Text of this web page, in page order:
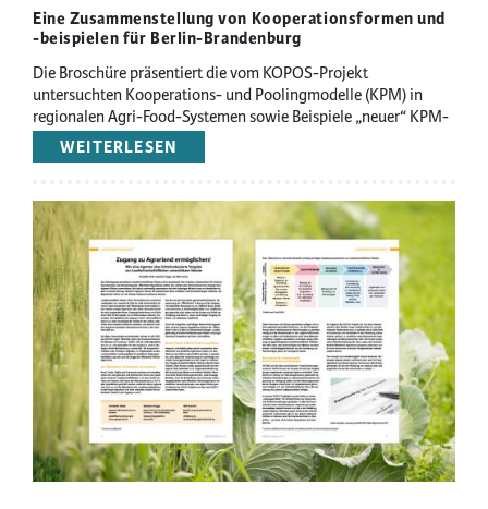
Eine Zusammenstellung von Kooperationsformen und
-beispielen für Berlin-Brandenburg
Die Broschüre präsentiert die vom KOPOS-Projekt
untersuchten Kooperations- und Poolingmodelle (KPM) in
regionalen Agri-Food-Systemen sowie Beispiele „neuer“ KPM-
Formen.WEITERLESEN
BROSCHÜRE
KOOPERATIONSFORMEN
FÜR
DIE
TRANSFORMATION
REGIONALER
AGRI-
FOOD-
SYSTEME
Image